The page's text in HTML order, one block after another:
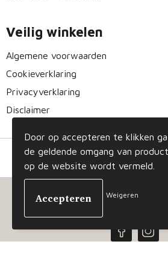
Veilig winkelen
Algemene voorwaarden
Cookieverklaring
Privacyverklaring
Disclaimer
© Copyright Gizmo
Door op accepteren te klikken
de geldende omgang van
op de website wordt vermeld.
Weigeren